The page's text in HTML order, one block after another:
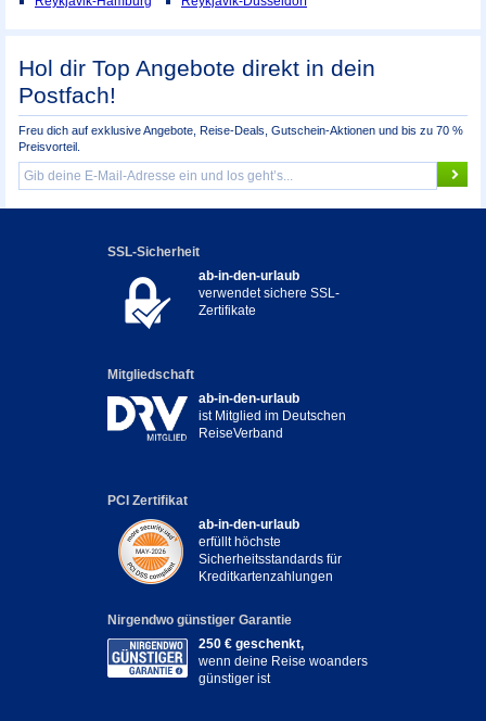
Hol dir Top Angebote direkt in dein
Postfach!
Freu dich auf exklusive Angebote, Reise-Deals, Gutschein-Aktionen und bis zu 70 %
Preisvorteil.
SSL-Sicherheit
ab-in-den-urlaub
verwendet sichere SSL-
Zertifikate
Mitgliedschaft
ab-in-den-urlaub
ist Mitglied im Deutschen
ReiseVerband
PCI Zertifikat
ab-in-den-urlaub
erfüllt höchste
Sicherheitsstandards für
Kreditkartenzahlungen
Nirgendwo günstiger Garantie
250 € geschenkt,
wenn deine Reise woanders
günstiger ist